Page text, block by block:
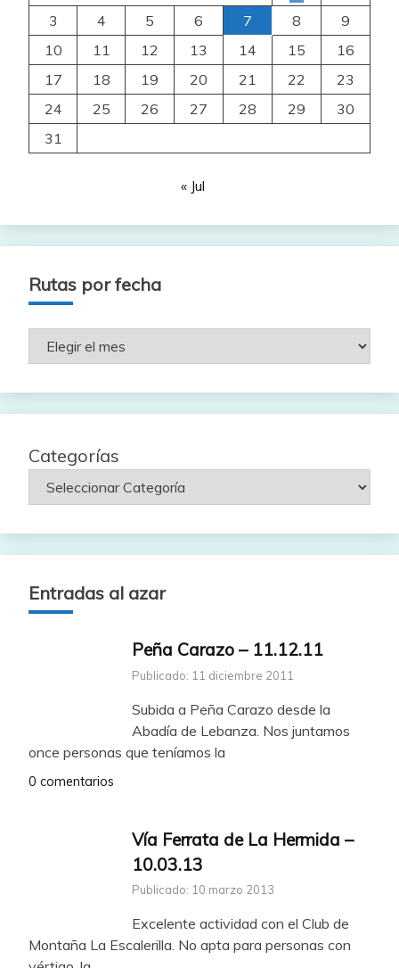
3
4 5 6 7 8
9
10
11 12 13 14 15
16
17
18 19 20 21 22
23
24
25 26 27 28 29
30
31
« Jul
Rutas por fecha
Rutas
Categorías
Entradas al azar
Peña Carazo – 11.12.11
Publicado: 11 diciembre 2011
Subida a Peña Carazo desde la
Abadía de Lebanza. Nos juntamos
once personas que teníamos la
0 comentarios
Vía Ferrata de La Hermida –
10.03.13
Publicado: 10 marzo 2013
Excelente actividad con el Club de
Montaña La Escalerilla. No apta para personas con